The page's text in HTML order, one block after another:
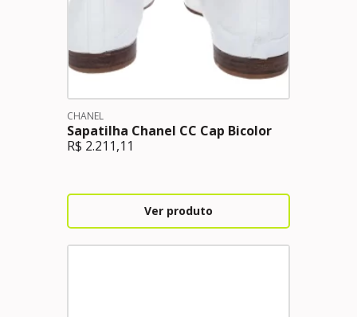
CHANEL
Sapatilha Chanel CC Cap Bicolor
R$ 2.211,11
Ver produto